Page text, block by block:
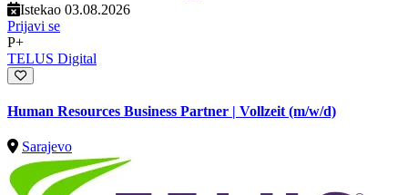
Istekao 03.08.2026
Prijavi se
P+
TELUS Digital
Human Resources Business Partner | Vollzeit (m/w/d)
Sarajevo